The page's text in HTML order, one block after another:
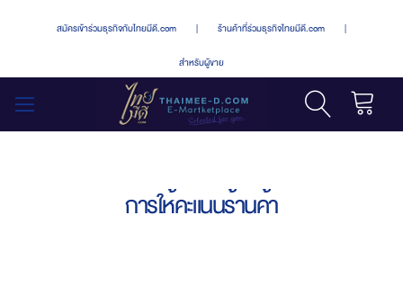
สมัครเข้าร่วมธุรกิจกับไทยมีดี.com | ร้านค้าที่ร่วมธุรกิจไทยมีดี.com |
สำหรับผู้ขาย
การให้คะแนนร้านค้า